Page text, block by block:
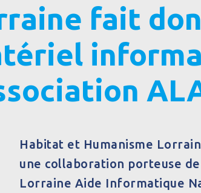
fait
Habitat et Humanisme
une collaboration porteuse de
Lorraine Aide Informatique